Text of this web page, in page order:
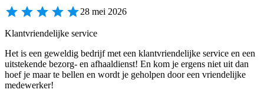
28 mei 2026
Klantvriendelijke service
Het is een geweldig bedrijf met een klantvriendelijke service en een
uitstekende bezorg- en afhaaldienst! En kom je ergens niet uit dan
hoef je maar te bellen en wordt je geholpen door een vriendelijke
medewerker!